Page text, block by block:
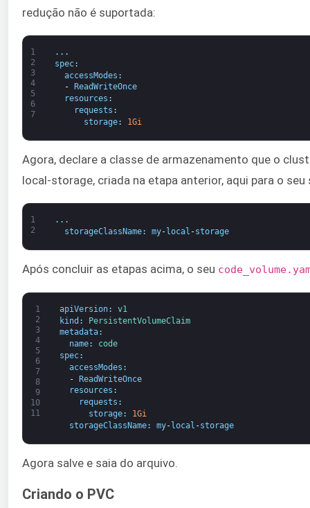
redução não é suportada:
1
2
3
4
5
6
7
. . .
spec:
accessModes :
-
ReadWriteOnce
resources :
requests :
storage: 1Gi
Agora, declare a classe de armazenamento que o
local-storage, criada na etapa anterior, aqui para o
1
2
. . .
storageClassName: my- local -storage
Após concluir as etapas acima, o seu
1
2
3
4
5
6
7
8
9
10
11
apiVersion:
v1
kind :
PersistentVolumeClaim
metadata:
name:
code
spec:
accessModes :
- ReadWriteOnce
resources :
requests :
storage:
1Gi
storageClassName: my-local -storage
Agora salve e saia do arquivo.
Criando o PVC